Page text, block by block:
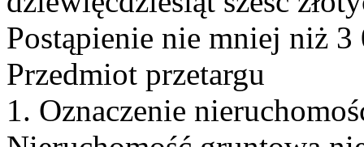
Postąpienie nie mniej niż 3
Przedmiot przetargu
1. Oznaczenie